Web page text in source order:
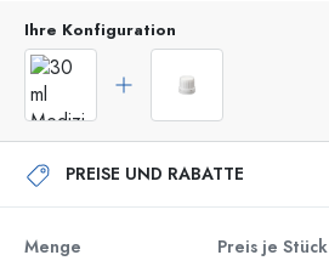
Ihre Konfiguration
PREISE UND RABATTE
Menge Preis je Stück